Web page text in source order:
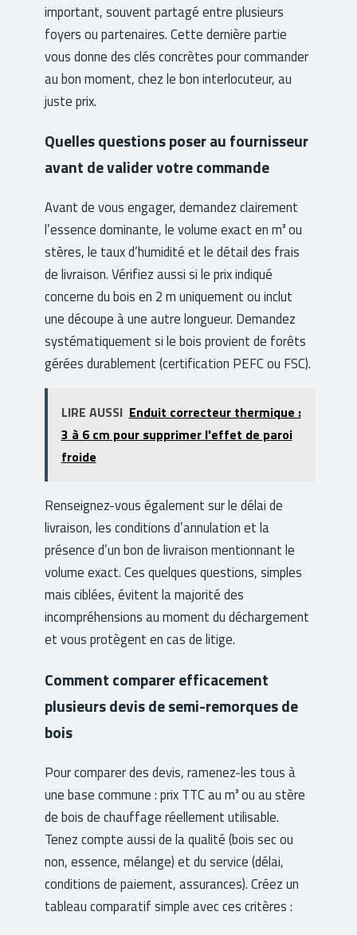
important, souvent partagé entre plusieurs
foyers ou partenaires. Cette dernière partie
vous donne des clés concrètes pour commander
au bon moment, chez le bon interlocuteur, au
juste prix.
Quelles questions poser au fournisseur
avant de valider votre commande
Avant de vous engager, demandez clairement
l’essence dominante, le volume exact en m³ ou
stères, le taux d’humidité et le détail des frais
de livraison. Vérifiez aussi si le prix indiqué
concerne du bois en 2 m uniquement ou inclut
une découpe à une autre longueur. Demandez
systématiquement si le bois provient de forêts
gérées durablement (certification PEFC ou FSC).
LIRE AUSSI Enduit correcteur thermique :
3 à 6 cm pour supprimer l'effet de paroi
froide
Renseignez-vous également sur le délai de
livraison, les conditions d’annulation et la
présence d’un bon de livraison mentionnant le
volume exact. Ces quelques questions, simples
mais ciblées, évitent la majorité des
incompréhensions au moment du déchargement
et vous protègent en cas de litige.
Comment comparer efficacement
plusieurs devis de semi-remorques de
bois
Pour comparer des devis, ramenez-les tous à
une base commune : prix TTC au m³ ou au stère
de bois de chauffage réellement utilisable.
Tenez compte aussi de la qualité (bois sec ou
non, essence, mélange) et du service (délai,
conditions de paiement, assurances). Créez un
tableau comparatif simple avec ces critères :